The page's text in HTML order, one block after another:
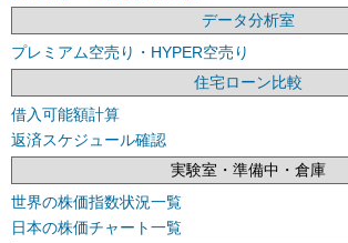
データ分析室
プレミアム空売り・HYPER空売り
住宅ローン比較
借入可能額計算
返済スケジュール確認
実験室・準備中・倉庫
世界の株価指数状況一覧
日本の株価チャート一覧